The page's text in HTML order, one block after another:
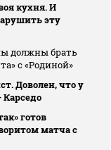
кухня. И
эту
должны брать
с «Родиной»
Доволен, что у
готов
матча с